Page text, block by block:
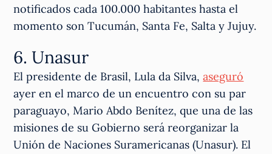
notificados cada 100.000 habitantes hasta el
momento son Tucumán, Santa Fe, Salta y Jujuy.
6. Unasur
El presidente de Brasil, Lula da Silva,aseguró
ayer en el marco de un encuentro con su par
paraguayo, Mario Abdo Benítez, que una de las
misiones de su Gobierno será reorganizar la
Unión de Naciones Suramericanas (Unasur). El